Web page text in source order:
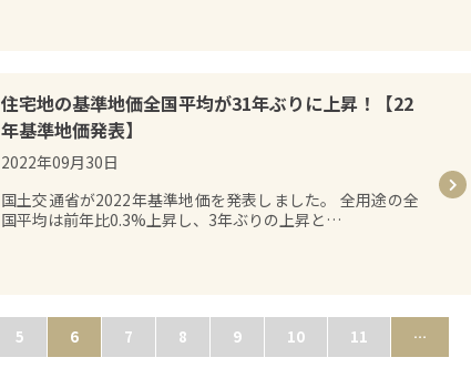
住宅地の基準地価全国平均が31年ぶりに上昇！【22
年基準地価発表】
2022年09月30日
国土交通省が2022年基準地価を発表しました。 全用途の全
国平均は前年比0.3%上昇し、3年ぶりの上昇と…
5 6 7 8 9 10 11
…